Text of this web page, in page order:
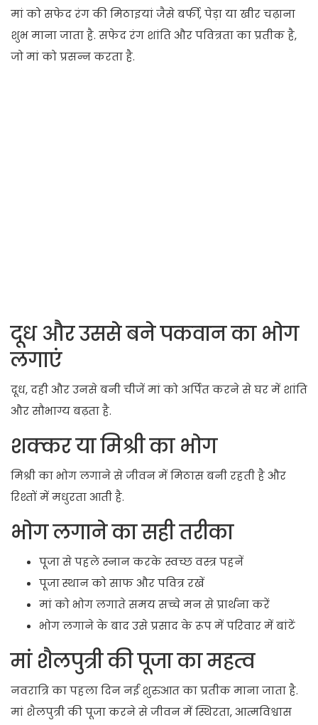
मां को सफेद रंग की मिठाइयां जैसे बर्फी, पेड़ा या खीर चढ़ाना
शुभ माना जाता है. सफेद रंग शांति और पवित्रता का प्रतीक है,
जो मां को प्रसन्न करता है.
दूध और उससे बने पकवान का भोग
लगाएं
दूध, दही और उनसे बनी चीजें मां को अर्पित करने से घर में शांति
और सौभाग्य बढ़ता है.
शक्कर या मिश्री का भोग
मिश्री का भोग लगाने से जीवन में मिठास बनी रहती है और
रिश्तों में मधुरता आती है.
भोग लगाने का सही तरीका
पूजा से पहले स्नान करके स्वच्छ वस्त्र पहनें
पूजा स्थान को साफ और पवित्र रखें
मां को भोग लगाते समय सच्चे मन से प्रार्थना करें
भोग लगाने के बाद उसे प्रसाद के रूप में परिवार में बांटें
मां शैलपुत्री की पूजा का महत्व
नवरात्रि का पहला दिन नई शुरुआत का प्रतीक माना जाता है.
मां शैलपुत्री की पूजा करने से जीवन में स्थिरता, आत्मविश्वास